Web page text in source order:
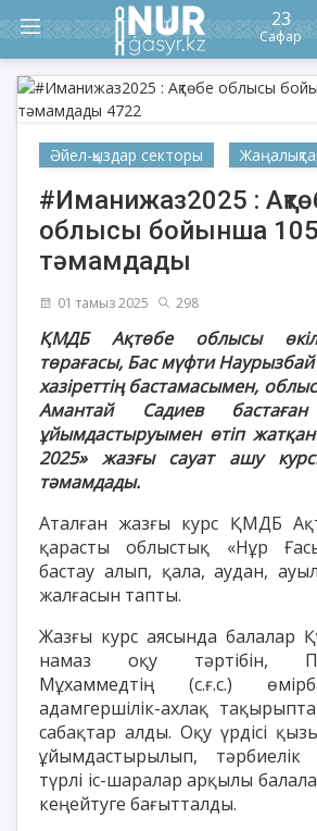
23
Сафар
Әйел-қыздар секторы
#Иманижаз2025 :
облысы бойынша
тәмамдады
01 тамыз 2025 298
ҚМДБ Ақтөбе облысы
төрағасы, Бас мүфти
хазіреттің бастамасымен,
Амантай Садиев
ұйымдастыруымен өтіп
2025» жазғы сауат ашу
тәмамдады.
Аталған жазғы курс ҚМДБ
қарасты облыстық «Нұр
бастау алып, қала, аудан,
жалғасын тапты.
Жазғы курс аясында балалар
намаз оқу тәртібін,
Мұхаммедтің (с.ғ.с.)
адамгершілік-ахлақ
сабақтар алды. Оқу үрдісі
ұйымдастырылып,
түрлі іс-шаралар арқылы
кеңейтуге бағытталды.